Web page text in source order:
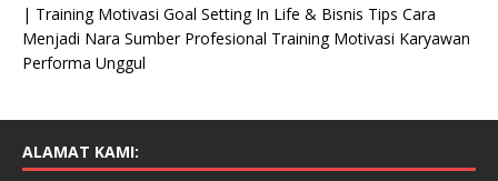
| Training Motivasi Goal Setting In Life & Bisnis Tips Cara
Menjadi Nara Sumber Profesional Training Motivasi Karyawan
Performa Unggul
ALAMAT KAMI: